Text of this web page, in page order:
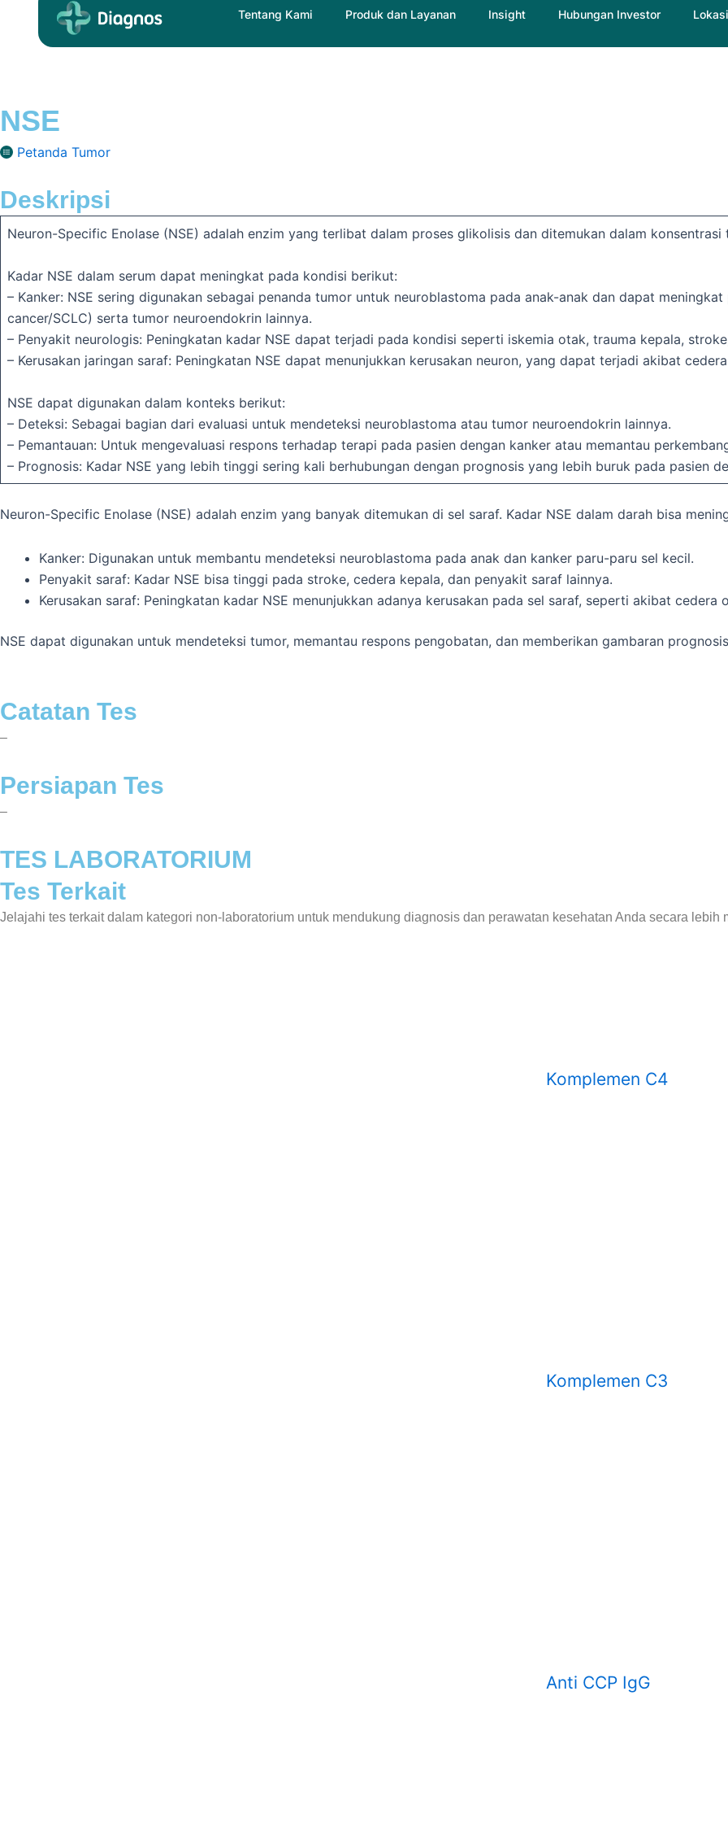
Tentang Kami Produk dan Layanan Insight Hubungan Investor Lokasi
NSE
Petanda Tumor
Deskripsi
Neuron-Specific Enolase (NSE) adalah enzim yang terlibat dalam proses glikolisis dan ditemukan dalam
Kadar NSE dalam serum dapat meningkat pada kondisi berikut:
– Kanker: NSE sering digunakan sebagai penanda tumor untuk neuroblastoma pada anak-anak dan dapat
cancer/SCLC) serta tumor neuroendokrin lainnya.
– Penyakit neurologis: Peningkatan kadar NSE dapat terjadi pada kondisi seperti iskemia otak, trauma kepala,
– Kerusakan jaringan saraf: Peningkatan NSE dapat menunjukkan kerusakan neuron, yang dapat terjadi akibat
NSE dapat digunakan dalam konteks berikut:
– Deteksi: Sebagai bagian dari evaluasi untuk mendeteksi neuroblastoma atau tumor neuroendokrin lainnya.
– Pemantauan: Untuk mengevaluasi respons terhadap terapi pada pasien dengan kanker atau memantau
– Prognosis: Kadar NSE yang lebih tinggi sering kali berhubungan dengan prognosis yang lebih buruk pada pasien
Neuron-Specific Enolase (NSE) adalah enzim yang banyak ditemukan di sel saraf. Kadar NSE dalam darah bisa
Kanker: Digunakan untuk membantu mendeteksi neuroblastoma pada anak dan kanker paru-paru sel kecil.
Penyakit saraf: Kadar NSE bisa tinggi pada stroke, cedera kepala, dan penyakit saraf lainnya.
Kerusakan saraf: Peningkatan kadar NSE menunjukkan adanya kerusakan pada sel saraf, seperti akibat cedera
NSE dapat digunakan untuk mendeteksi tumor, memantau respons pengobatan, dan memberikan gambaran
Catatan Tes
–
Persiapan Tes
–
TES LABORATORIUM
Tes Terkait
Jelajahi tes terkait dalam kategori non-laboratorium untuk mendukung diagnosis dan perawatan kesehatan Anda secara lebih
Komplemen C4
Komplemen C3
Anti CCP IgG